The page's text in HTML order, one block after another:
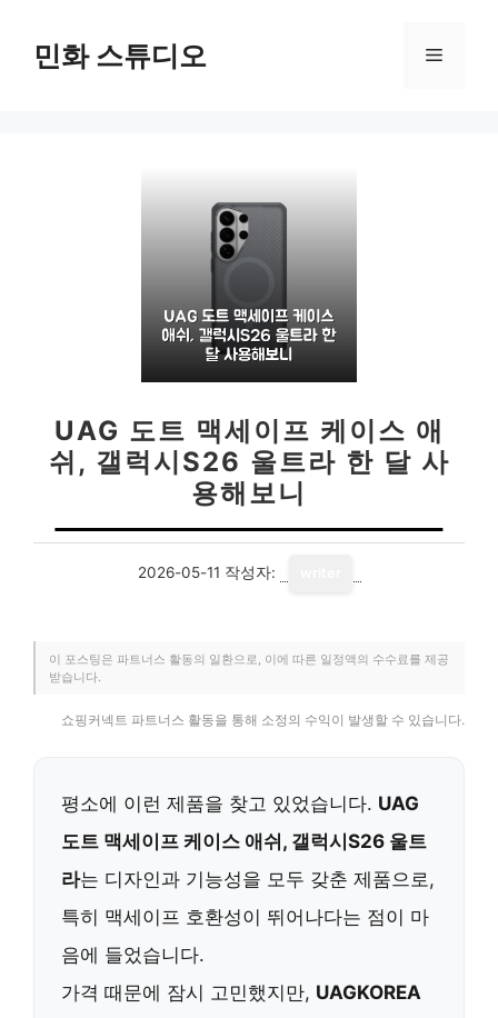
민화 스튜디오 메
UAG 도트 맥세이프 케이스 애
쉬, 갤럭시S26 울트라 한 달 사
용해보니
2026-05-11 작성자:
이 포스팅은 파트너스 활동의 일환으로, 이에 따른 일정액의 수수료를 제공
받습니다.
쇼핑커넥트 파트너스 활동을 통해 소정의 수익이 발생할 수 있습니다.
평소에 이런 제품을 찾고 있었습니다. UAG
도트 맥세이프 케이스 애쉬, 갤럭시S26 울트
라는 디자인과 기능성을 모두 갖춘 제품으로,
특히 맥세이프 호환성이 뛰어나다는 점이 마
음에 들었습니다.
가격 때문에 잠시 고민했지만, UAGKOREA